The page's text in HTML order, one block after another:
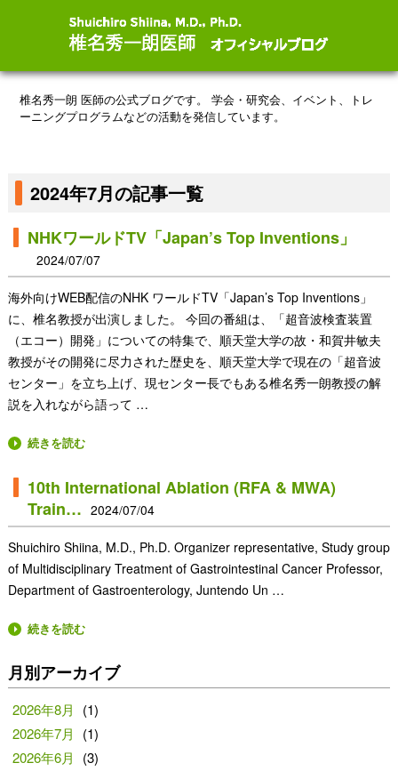
椎名秀一朗 医師の公式ブログです。
学会・研究会、イベント、トレ
ーニングプログラムなどの活動を発信しています。
2024年7月の記事一覧
NHKワールドTV「Japan’s Top Inventions」
2024/07/07
海外向けWEB配信のNHK ワールドTV「Japan’s Top Inventions」
に、椎名教授が出演しました。 今回の番組は、「超音波検査装置
（エコー）開発」についての特集で、順天堂大学の故・和賀井敏夫
教授がその開発に尽力された歴史を、順天堂大学で現在の「超音波
センター」を立ち上げ、現センター長でもある椎名秀一朗教授の解
説を入れながら語って …
続きを読む
10th International Ablation (RFA & MWA)
Train… 2024/07/04
Shuichiro Shiina, M.D., Ph.D. Organizer representative, Study group
of Multidisciplinary Treatment of Gastrointestinal Cancer Professor,
Department of Gastroenterology, Juntendo Un …
続きを読む
月別アーカイブ
2026年8月
(1)
2026年7月
(1)
2026年6月
(3)